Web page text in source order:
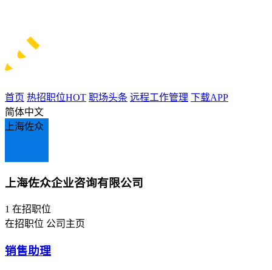
首页 热招职位HOT 职场头条 远程工作管理 下载APP
简体中文
上海佐众
上海佐众企业咨询有限公司
1 在招职位
在招职位 公司主页
销售助理